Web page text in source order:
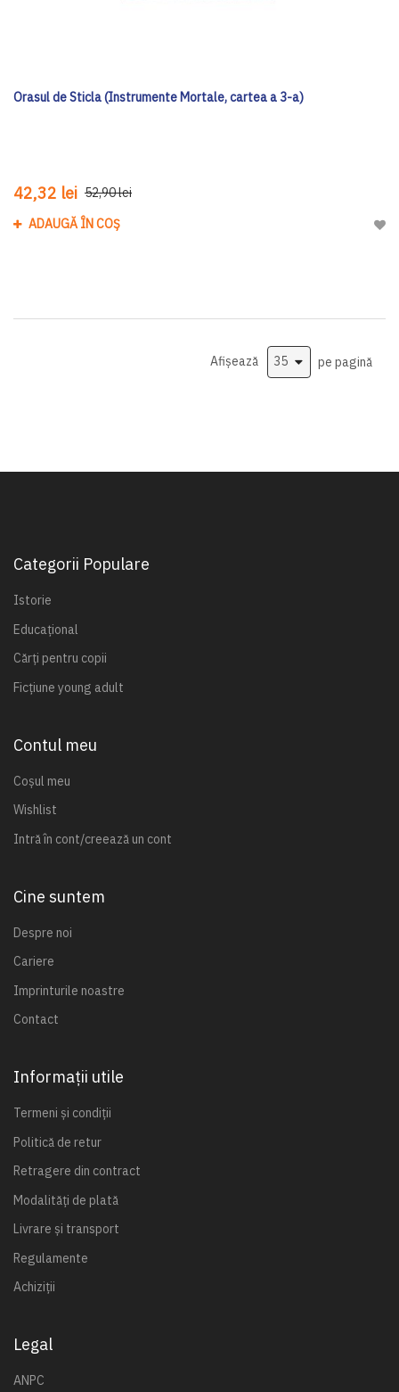
Orasul de Sticla (Instrumente Mortale, cartea a 3-a)
42,32 lei 52,90 lei
ADAUGĂ ÎN COȘ
Afișează pe pagină
Categorii Populare
Istorie
Educațional
Cărți pentru copii
Ficțiune young adult
Contul meu
Coșul meu
Wishlist
Intră în cont/creează un cont
Cine suntem
Despre noi
Cariere
Imprinturile noastre
Contact
Informații utile
Termeni și condiții
Politică de retur
Retragere din contract
Modalități de plată
Livrare și transport
Regulamente
Achiziții
Legal
ANPC